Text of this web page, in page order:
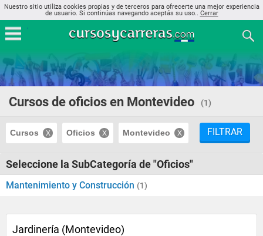
Nuestro sitio utiliza cookies propias y de terceros para ofrecerte una mejor experiencia
de usuario. Si continúas navegando aceptás su uso.. Cerrar
Cursos de oficios en Montevideo (1)
Cursos Oficios Montevideo FILTRAR
Seleccione la SubCategoría de "Oficios"
Mantenimiento y Construcción (1)
Jardinería (Montevideo)